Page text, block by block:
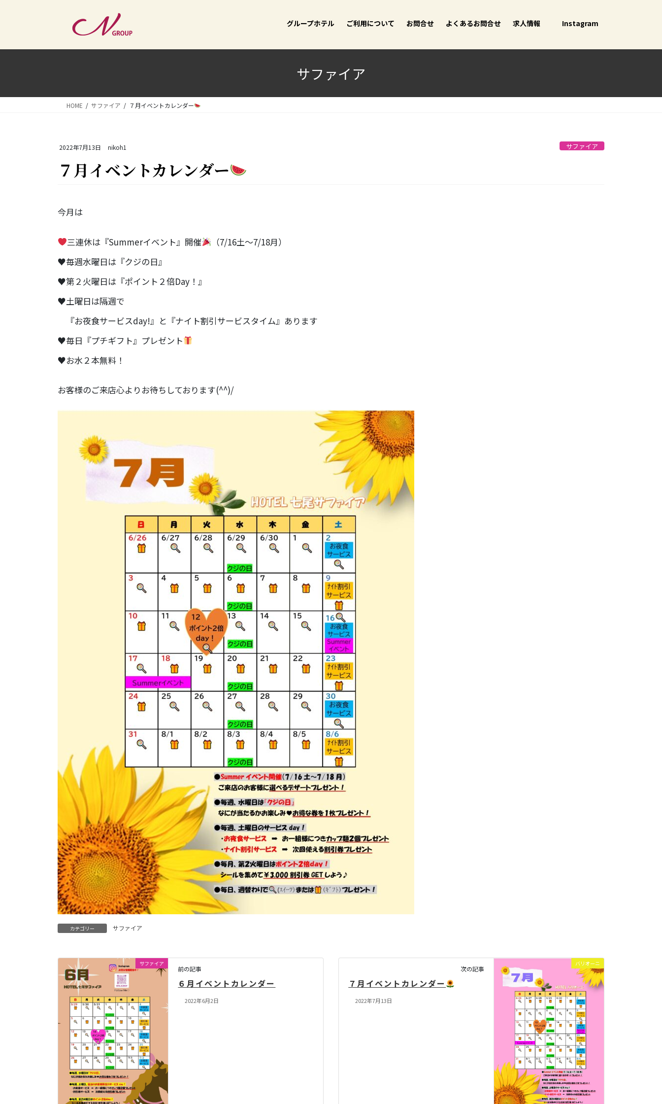
ツ
ッ
シ
移
グループホテル ご利用について お問合せ よくあるお問合せ 求人情報 Instagram
サファイア
HOME サファイア ７月イベントカレンダー
2022年7月13日 nikoh1 サファイア
７月イベントカレンダー
今月は
三連休は『Summerイベント』開催
（7/16土～7/18月）
♥毎週水曜日は『クジの日』
♥第２火曜日は『ポイント２倍Day！』
♥土曜日は隔週で
『お夜食サービスday!』と『ナイト割引サービスタイム』あります
♥毎日『プチギフト』プレゼント
♥お水２本無料！
お客様のご来店心よりお待ちしております(^^)/
カテゴリー サファイア
サファイア
前の記事
６月イベントカレンダー
2022年6月2日
バリオーニ
次の記事
７月イベントカレンダー
2022年7月13日